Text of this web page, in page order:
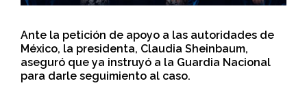
Ante la petición de apoyo a las autoridades de
México, la presidenta, Claudia Sheinbaum,
aseguró que ya instruyó a la Guardia Nacional
para darle seguimiento al caso.